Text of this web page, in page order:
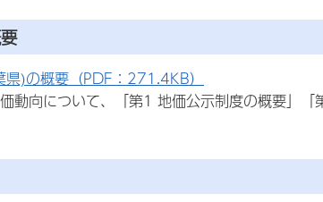
)の概要（PDF：271.4KB）
動向について、「第1 地価公示制度の概要」